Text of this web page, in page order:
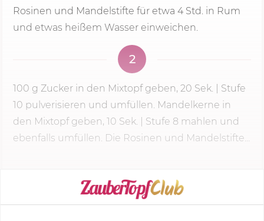
Rosinen und Mandelstifte für etwa 4 Std. in Rum
und etwas heißem Wasser einweichen.
2
100 g Zucker in den Mixtopf geben, 20 Sek. | Stufe
10 pulverisieren und umfüllen. Mandelkerne in
den Mixtopf geben, 10 Sek. | Stufe 8 mahlen und
ebenfalls umfüllen. Die Rosinen und Mandelstifte...
KOCHMODUS STARTEN